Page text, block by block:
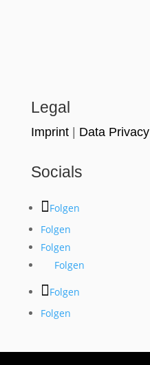
Legal
Imprint| Data Privacy
Socials
Folgen
Folgen
Folgen
Folgen
Folgen
Folgen